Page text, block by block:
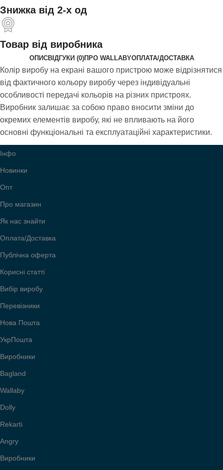
Знижка від 2-х од
Товар від виробника
ОПИСВІДГУКИ (0)ПРО WALLABYОПЛАТА/ДОСТАВКА
Колір виробу на екрані вашого пристрою може відрізнятися
від фактичного кольору виробу через індивідуальні
особливості передачі кольорів на різних пристроях.
Виробник залишає за собою право вносити зміни до
окремих елементів виробу, які не впливають на його
основні функціональні та експлуатаційні характеристики.
Інфо
Новинки
Опт
Про магазин
Як нас знайти
Оплата/Доставка
Публічна оферта
Корисні статті
Вибір виробу
Перевізники
Нова Пошта
УкрПошта
Виробники
Bagland
Wallaby
Dolly
Rekarti
Angry
Виробники